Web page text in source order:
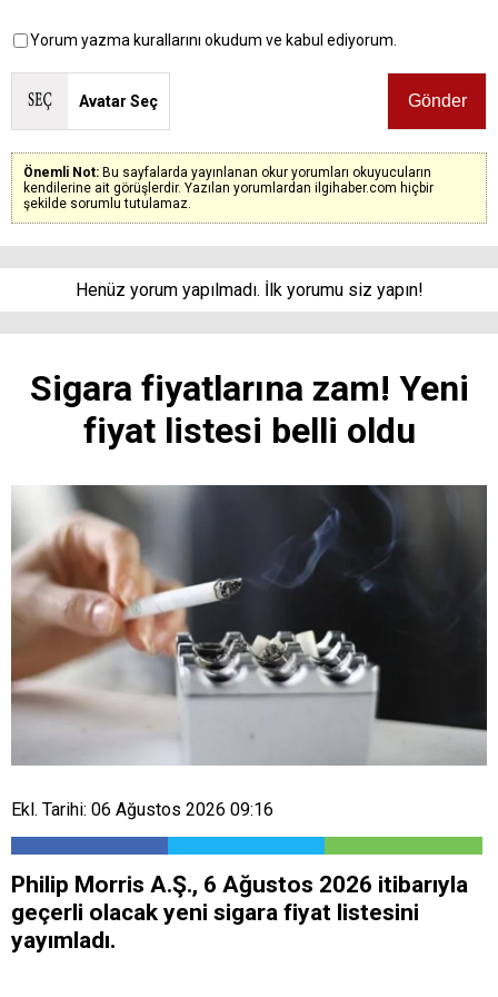
Yorum yazma kurallarını okudum ve kabul ediyorum.
Avatar Seç
Önemli Not: Bu sayfalarda yayınlanan okur yorumları okuyucuların
kendilerine ait görüşlerdir. Yazılan yorumlardan ilgihaber.com hiçbir
şekilde sorumlu tutulamaz.
Henüz yorum yapılmadı. İlk yorumu siz yapın!
Sigara fiyatlarına zam! Yeni
fiyat listesi belli oldu
Ekl. Tarihi: 06 Ağustos 2026 09:16
Philip Morris A.Ş., 6 Ağustos 2026 itibarıyla
geçerli olacak yeni sigara fiyat listesini
yayımladı.